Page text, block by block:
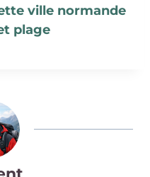
ville normande
plage